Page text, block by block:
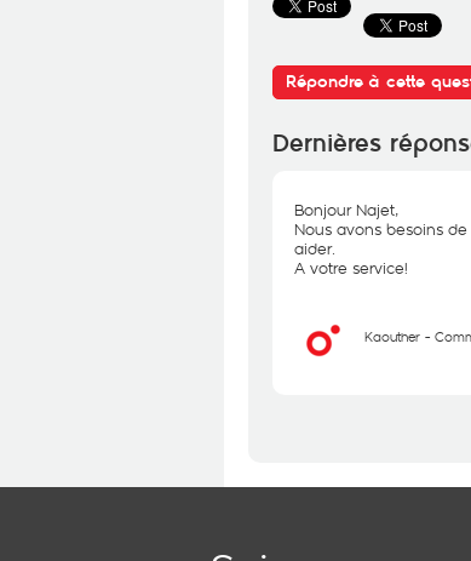
Répondre à cette
Dernières
Bonjour Najet,
Nous avons besoins
aider.
A votre service!
Kaouther -